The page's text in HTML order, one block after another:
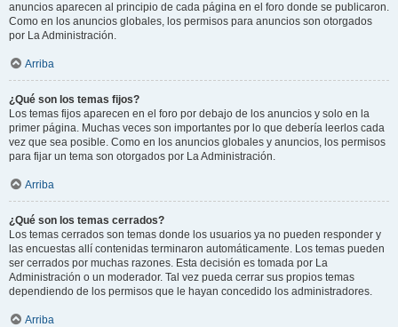
anuncios aparecen al principio de cada página en el foro donde se publicaron.
Como en los anuncios globales, los permisos para anuncios son otorgados
por La Administración.
Arriba
¿Qué son los temas fijos?
Los temas fijos aparecen en el foro por debajo de los anuncios y solo en la
primer página. Muchas veces son importantes por lo que debería leerlos cada
vez que sea posible. Como en los anuncios globales y anuncios, los permisos
para fijar un tema son otorgados por La Administración.
Arriba
¿Qué son los temas cerrados?
Los temas cerrados son temas donde los usuarios ya no pueden responder y
las encuestas allí contenidas terminaron automáticamente. Los temas pueden
ser cerrados por muchas razones. Esta decisión es tomada por La
Administración o un moderador. Tal vez pueda cerrar sus propios temas
dependiendo de los permisos que le hayan concedido los administradores.
Arriba